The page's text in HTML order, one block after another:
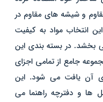
و شیشه‌ های مقاوم در
انتخاب مواد به کیفیت
بخشد. در بسته بندی این
جامع از تمامی اجزای
آن یافت می‌ شود. این
ها و دفترچه راهنما می‌